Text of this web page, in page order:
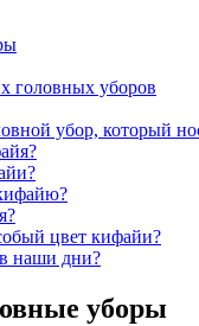
головных уборов
убор, который
цвет кифайи?
наши дни?
уборы